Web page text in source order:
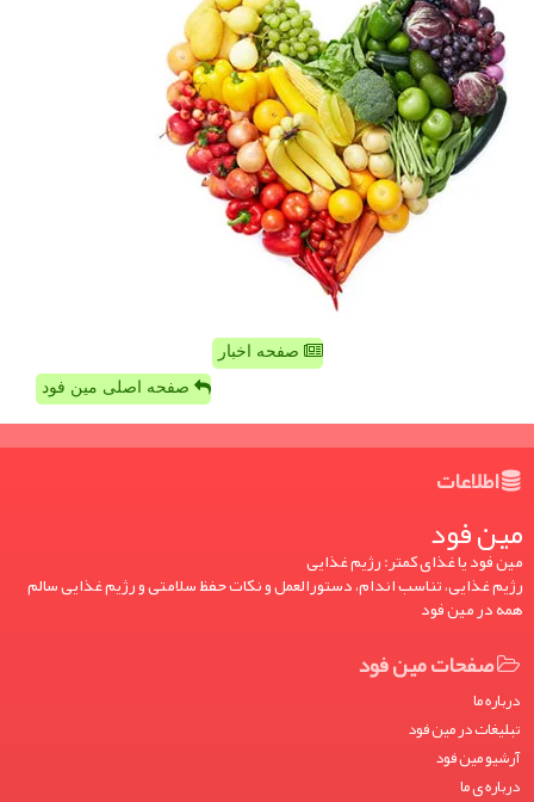
صفحه اخبار
صفحه اصلی مین فود
اطلاعات
مین فود
مین فود یا غذای کمتر: رژیم غذایی
رژیم غذایی، تناسب اندام، دستورالعمل و نکات حفظ سلامتی و رژیم غذایی سالم
همه در مین فود
صفحات مین فود
درباره ما
تبلیغات در مین فود
آرشیو مین فود
درباره ی ما